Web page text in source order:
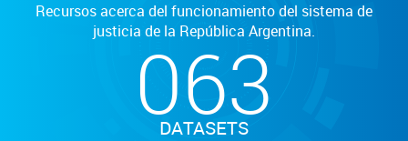
Recursos acerca del funcionamiento del sistema de
justicia de la República Argentina.
063
DATASETS